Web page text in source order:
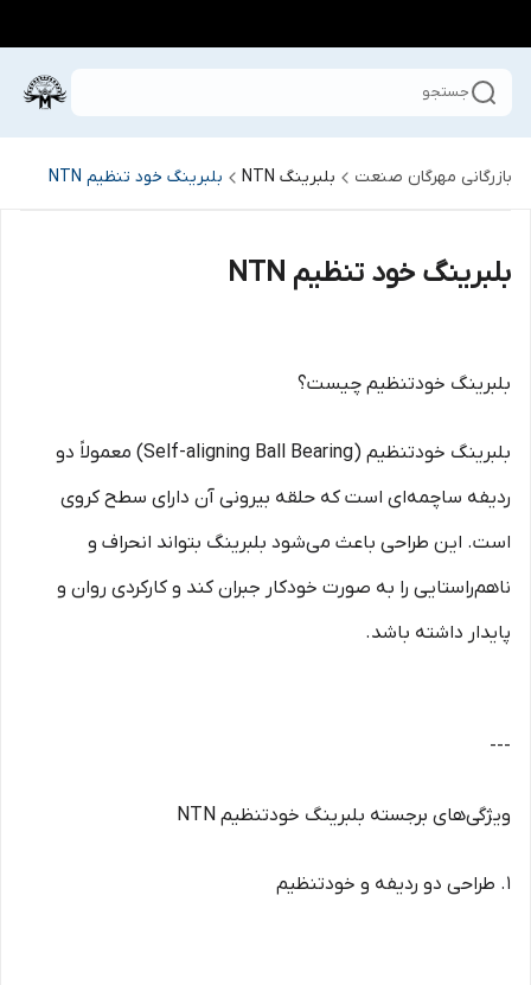
جستجو
بازرگانی مهرگان صنعت بلبرینگ NTN بلبرینگ خود تنظیم NTN
بلبرینگ خود تنظیم NTN
بلبرینگ خودتنظیم چیست؟
بلبرینگ خودتنظیم (Self-aligning Ball Bearing) معمولاً دو
ردیفه ساچمه‌ای است که حلقه بیرونی آن دارای سطح کروی
است. این طراحی باعث می‌شود بلبرینگ بتواند انحراف و
ناهم‌راستایی را به صورت خودکار جبران کند و کارکردی روان و
پایدار داشته باشد.
---
ویژگی‌های برجسته بلبرینگ خودتنظیم NTN
1. طراحی دو ردیفه و خودتنظیم